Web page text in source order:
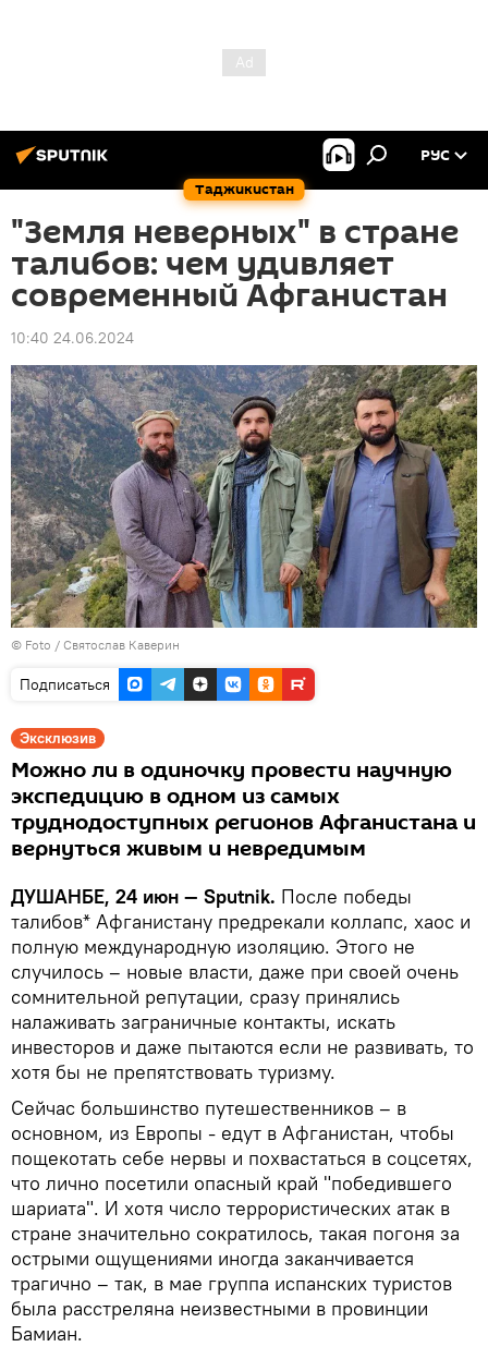
Таджикистан
РУС
"Земля неверных" в стране
талибов: чем удивляет
современный Афганистан
10:40 24.06.2024
© Foto / Святослав Каверин
Подписаться
Эксклюзив
Можно ли в одиночку провести научную
экспедицию в одном из самых
труднодоступных регионов Афганистана и
вернуться живым и невредимым
ДУШАНБЕ, 24 июн — Sputnik. После победы
талибов* Афганистану предрекали коллапс, хаос и
полную международную изоляцию. Этого не
случилось – новые власти, даже при своей очень
сомнительной репутации, сразу принялись
налаживать заграничные контакты, искать
инвесторов и даже пытаются если не развивать, то
хотя бы не препятствовать туризму.
Сейчас большинство путешественников – в
основном, из Европы - едут в Афганистан, чтобы
пощекотать себе нервы и похвастаться в соцсетях,
что лично посетили опасный край "победившего
шариата". И хотя число террористических атак в
стране значительно сократилось, такая погоня за
острыми ощущениями иногда заканчивается
трагично – так, в мае группа испанских туристов
была расстреляна неизвестными в провинции
Бамиан.